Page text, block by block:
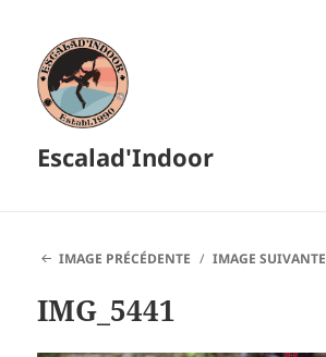
Escalad'Indoor
IMAGE PRÉCÉDENTE IMAGE SUIVANTE
IMG_5441